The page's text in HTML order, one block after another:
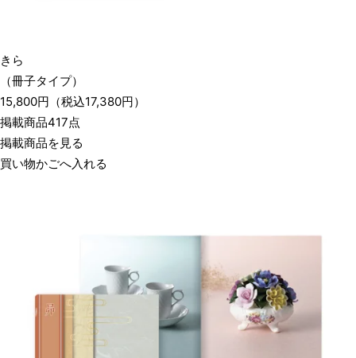
きら
（冊子タイプ）
15,800円 （税込17,380円）
掲載商品417点
掲載商品を見る
買い物かごへ入れる